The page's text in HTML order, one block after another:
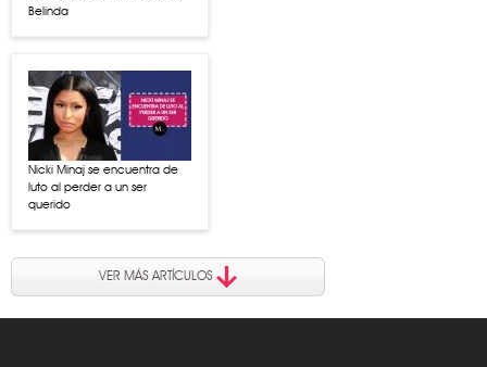
Belinda
Nicki Minaj se encuentra de
luto al perder a un ser
querido
VER MÁS ARTÍCULOS